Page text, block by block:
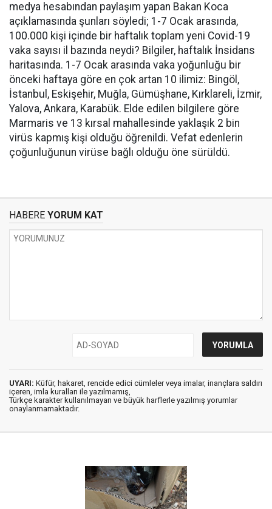
medya hesabından paylaşım yapan Bakan Koca
açıklamasında şunları söyledi; 1-7 Ocak arasında,
100.000 kişi içinde bir haftalık toplam yeni Covid-19
vaka sayısı il bazında neydi? Bilgiler, haftalık İnsidans
haritasında. 1-7 Ocak arasında vaka yoğunluğu bir
önceki haftaya göre en çok artan 10 ilimiz: Bingöl,
İstanbul, Eskişehir, Muğla, Gümüşhane, Kırklareli, İzmir,
Yalova, Ankara, Karabük. Elde edilen bilgilere göre
Marmaris ve 13 kırsal mahallesinde yaklaşık 2 bin
virüs kapmış kişi olduğu öğrenildi. Vefat edenlerin
çoğunluğunun virüse bağlı olduğu öne sürüldü.
HABERE YORUM KAT
UYARI: Küfür, hakaret, rencide edici cümleler veya imalar, inançlara saldırı
içeren, imla kuralları ile yazılmamış,
Türkçe karakter kullanılmayan ve büyük harflerle yazılmış yorumlar
onaylanmamaktadır.